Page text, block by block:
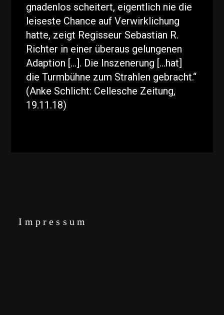
gnadenlos scheitert, eigentlich nie die
leiseste Chance auf Verwirklichung
hatte, zeigt Regisseur Sebastian R.
Richter in einer überaus gelungenen
Adaption […]. Die Inszenerung […hat]
die Turmbühne zum Strahlen gebracht.“
(Anke Schlicht: Cellesche Zeitung,
19.11.18)
Impressum